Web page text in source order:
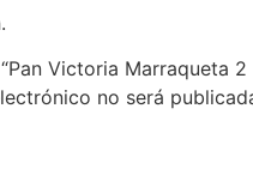
Victoria Marraqueta
no será